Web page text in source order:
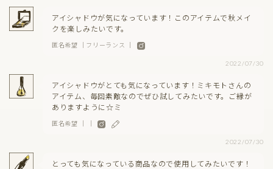
アイシャドウが気になっています！このアイテムで秋メイ
クを楽しみたいです。
匿名希望 ｜フリーランス ｜
2022/07/30
アイシャドウがとても気になっています！ミキモトさんの
アイテム、毎回素敵なのでぜひ試してみたいです。ご縁が
ありますように☆ミ
匿名希望 ｜ ｜
2022/07/30
とっても気になっている商品なので使用してみたいです！